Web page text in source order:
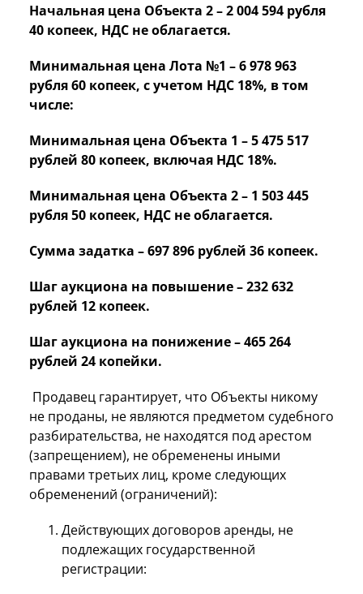
Начальная цена Объекта 2 – 2 004 594 рубля
40 копеек, НДС не облагается.
Минимальная цена Лота №1 – 6 978 963
рубля 60 копеек, с учетом НДС 18%, в том
числе:
Минимальная цена Объекта 1 – 5 475 517
рублей 80 копеек, включая НДС 18%.
Минимальная цена Объекта 2 – 1 503 445
рубля 50 копеек, НДС не облагается.
Сумма задатка – 697 896 рублей 36 копеек.
Шаг аукциона на повышение – 232 632
рублей 12 копеек.
Шаг аукциона на понижение – 465 264
рублей 24 копейки.
Продавец гарантирует, что Объекты никому
не проданы, не являются предметом судебного
разбирательства, не находятся под арестом
(запрещением), не обременены иными
правами третьих лиц, кроме следующих
обременений (ограничений):
Действующих договоров аренды, не
подлежащих государственной
регистрации: